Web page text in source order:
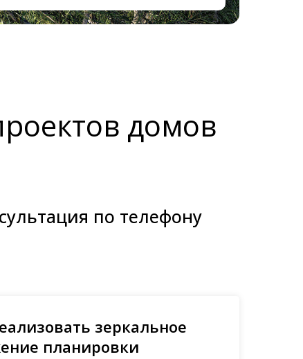
домов
по телефону
зеркальное
планировки